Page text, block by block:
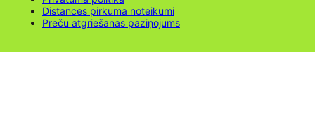
Distances pirkuma noteikumi
Preču atgriešanas paziņojums